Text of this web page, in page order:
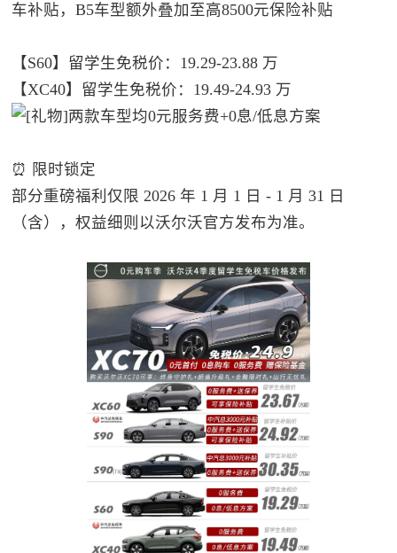
车补贴，B5车型额外叠加至高8500元保险补贴
【S60】留学生免税价：19.29-23.88 万
【XC40】留学生免税价：19.49-24.93 万​
两款车型均0元服务费+0息/低息方案
⏰ 限时锁定
部分重磅福利仅限 2026 年 1 月 1 日 - 1 月 31 日
（含），权益细则以沃尔沃官方发布为准。